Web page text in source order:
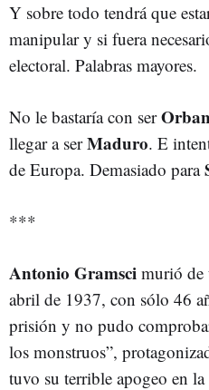
Y sobre todo tendrá que
manipular y si fuera
electoral. Palabras mayores.
No le bastaría con ser
llegar a serMaduro. E
de Europa. Demasiado para
***
Antonio Gramsci murió de
abril de 1937, con sólo 46
prisión y no pudo
los monstruos”,
tuvo su terrible apogeo en